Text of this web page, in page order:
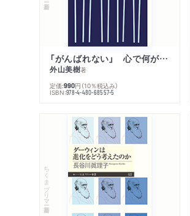
「がんばれない」 心で何が起きているか
外山美樹著
定価:990円 （10％税込み）
ISBN:978-4-480-68557-5
ちくまプリマー新書